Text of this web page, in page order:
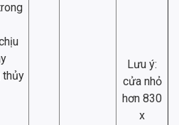
thủy
Lưu ý:
cửa nhỏ
hơn 830
x